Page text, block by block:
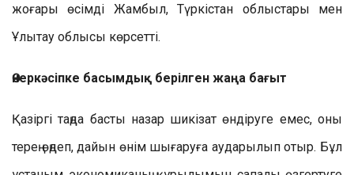
жоғары өсімді Жамбыл, Түркістан облыстары мен
Ұлытау облысы көрсетті.
Өнеркәсіпке басымдық берілген жаңа бағыт
Қазіргі таңда басты назар шикізат өндіруге емес, оны
терең өңдеп, дайын өнім шығаруға аударылып отыр. Бұл